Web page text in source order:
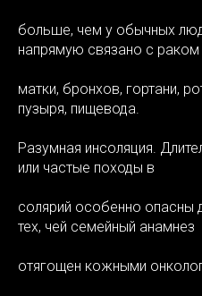
больше, чем у обычных
напрямую связано с раком
матки, бронхов, гортани,
пузыря, пищевода.
Разумная инсоляция.
или частые походы в
солярий особенно опасны
тех, чей семейный анамнез
отягощен кожными